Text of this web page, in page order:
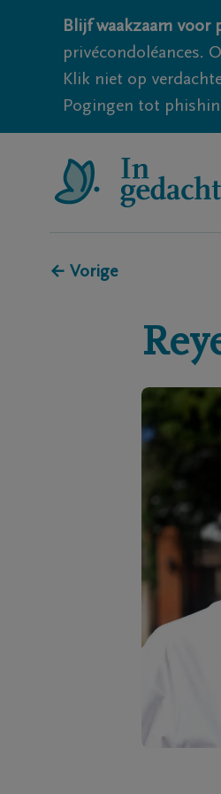
Blijf waakzaam
privécondoléances.
Klik niet op
Pogingen tot
← Vorige